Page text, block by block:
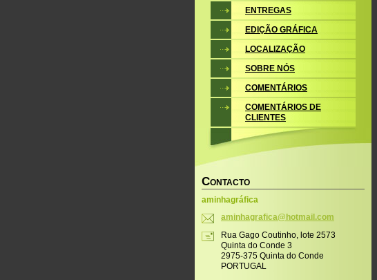
ENTREGAS
EDIÇÃO GRÁFICA
LOCALIZAÇÃO
SOBRE NÓS
COMENTÁRIOS
COMENTÁRIOS DE
CLIENTES
CONTACTO
aminhagráfica
aminhagrafica@hotmail.com
Rua Gago Coutinho, lote 2573
Quinta do Conde 3
2975-375 Quinta do Conde
PORTUGAL